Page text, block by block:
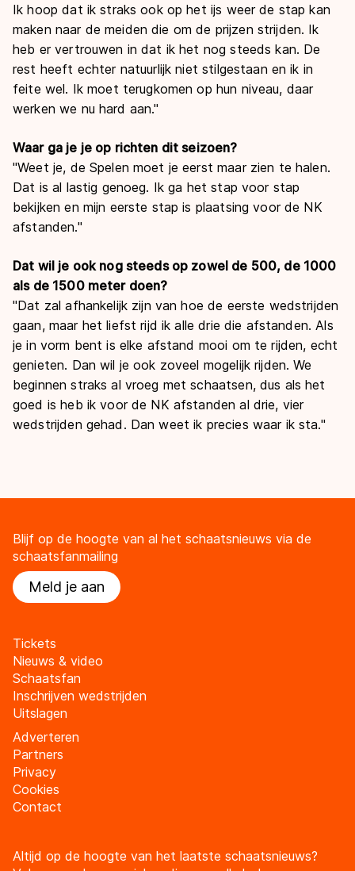
Ik hoop dat ik straks ook op het ijs weer de stap kan
maken naar de meiden die om de prijzen strijden. Ik
heb er vertrouwen in dat ik het nog steeds kan. De
rest heeft echter natuurlijk niet stilgestaan en ik in
feite wel. Ik moet terugkomen op hun niveau, daar
werken we nu hard aan."
Waar ga je je op richten dit seizoen?
"Weet je, de Spelen moet je eerst maar zien te halen.
Dat is al lastig genoeg. Ik ga het stap voor stap
bekijken en mijn eerste stap is plaatsing voor de NK
afstanden."
Dat wil je ook nog steeds op zowel de 500, de 1000
als de 1500 meter doen?
"Dat zal afhankelijk zijn van hoe de eerste wedstrijden
gaan, maar het liefst rijd ik alle drie die afstanden. Als
je in vorm bent is elke afstand mooi om te rijden, echt
genieten. Dan wil je ook zoveel mogelijk rijden. We
beginnen straks al vroeg met schaatsen, dus als het
goed is heb ik voor de NK afstanden al drie, vier
wedstrijden gehad. Dan weet ik precies waar ik sta."
Blijf op de hoogte van al het schaatsnieuws via de
schaatsfanmailing
Meld je aan
Tickets
Nieuws & video
Schaatsfan
Inschrijven wedstrijden
Uitslagen
Adverteren
Partners
Privacy
Cookies
Contact
Altijd op de hoogte van het laatste schaatsnieuws?